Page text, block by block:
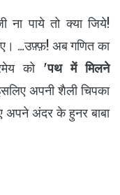
ना पाये तो क्या जिये!
...उफ़्फ़! अब गणित का
को 'पथ में मिलने
अपनी शैली चिपका
अपने अंदर के हुनर बाबा